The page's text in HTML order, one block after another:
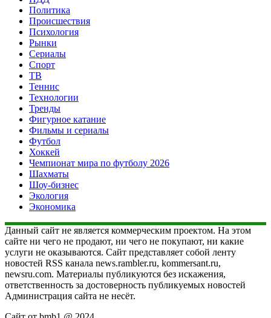
Политика
Происшествия
Психология
Рынки
Сериалы
Спорт
ТВ
Теннис
Технологии
Тренды
Фигурное катание
Фильмы и сериалы
Футбол
Хоккей
Чемпионат мира по футболу 2026
Шахматы
Шоу-бизнес
Экология
Экономика
Данный сайт не является коммерческим проектом. На этом
сайте ни чего не продают, ни чего не покупают, ни какие
услуги не оказываются. Сайт представляет собой ленту
новостей RSS канала news.rambler.ru, kommersant.ru,
newsru.com. Материалы публикуются без искажения,
ответственность за достоверность публикуемых новостей
Администрация сайта не несёт.